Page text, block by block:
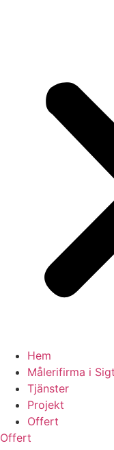
Hem
Målerifirma i
Tjänster
Projekt
Offert
Offert